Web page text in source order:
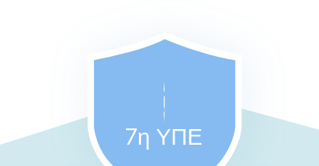
7η ΥΠΕ